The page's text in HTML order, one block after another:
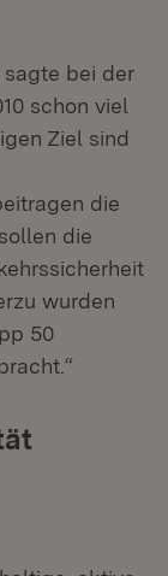
sagte bei der
schon viel
Ziel sind
die
die
wurden
50